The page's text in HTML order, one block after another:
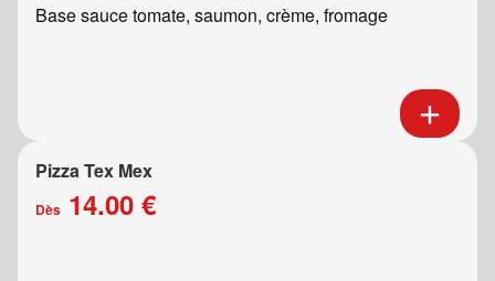
Base sauce tomate, saumon, crème, fromage
Pizza Tex Mex
Dès 14.00 €